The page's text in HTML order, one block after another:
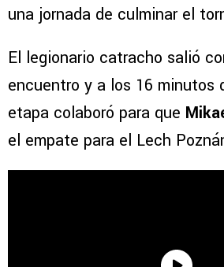
una jornada de culminar el
El legionario catracho salió
encuentro y a los 16 minutos
etapa colaboró para que
el empate para el Lech